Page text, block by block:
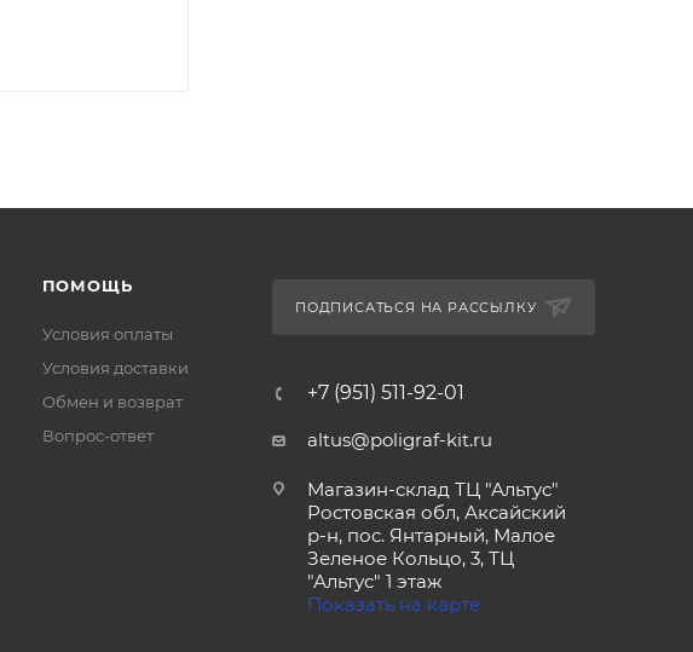
ПОМОЩЬ
Условия оплаты
Условия доставки
Обмен и возврат
Вопрос-ответ
ПОДПИСАТЬСЯ НА РАССЫЛКУ
+7 (951) 511-92-01
altus@poligraf-kit.ru
Магазин-склад ТЦ "Альтус"
Ростовская обл, Аксайский
р-н, пос. Янтарный, Малое
Зеленое Кольцо, 3, ТЦ
"Альтус" 1 этаж
Показать на карте